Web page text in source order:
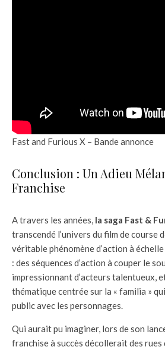
Fast and Furious X – Bande annonce
Conclusion : Un Adieu
Franchise
A travers les années, la saga Fast &
transcendé l’univers du film de course
véritable phénomène d’action à
: des séquences d’action à couper le
impressionnant d’acteurs talentueux,
thématique centrée sur la « familia »
public avec les personnages.
Qui aurait pu imaginer, lors de son
franchise à succès décollerait des rues